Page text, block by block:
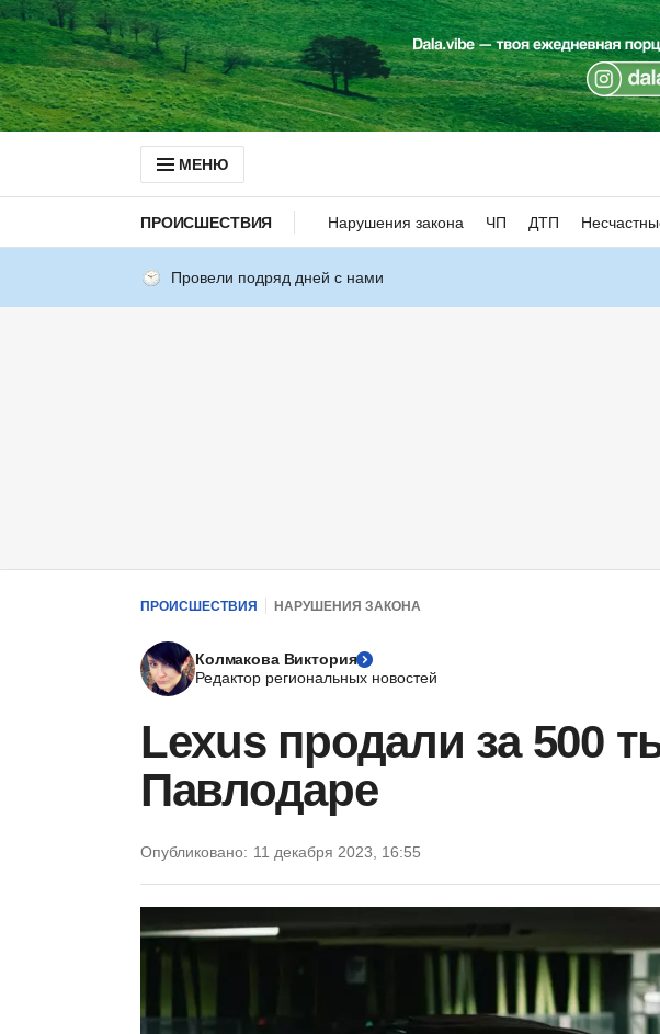
МЕНЮ
ПРОИСШЕСТВИЯ Нарушения закона ЧП ДТП
Провели подряд дней с нами
ПРОИСШЕСТВИЯ НАРУШЕНИЯ ЗАКОНА
Колмакова Виктория
Редактор региональных новостей
Lexus продали за 500
Павлодаре
Опубликовано: 11 декабря 2023, 16:55